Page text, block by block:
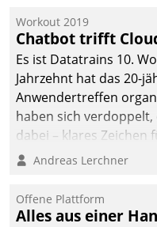
Einsparungen durch
Prozesse. Doch man
mit der Einführung
getan. Die
die Bereitschaft, sich
und zu verändern.
Workout 2019
Chatbot trifft
Es ist Datatrains 10.
Jahrzehnt hat das 20-
Anwendertreffen
haben sich
dabei – klares Zeichen
Fokussierung auf den
Andreas Lerchner
Offene Plattform
Alles aus einer